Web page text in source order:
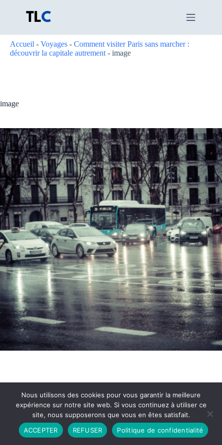
Accueil - Voyages - Comment visiter Paris sans marcher :
découvrir la capitale autrement - image
image
Partenariat Contact
Politique de Confidentialité
CGU
Copyright © 2026 - Propulsé par DIEUDUDIABLE
Nous utilisons des cookies pour vous garantir la meilleure
expérience sur notre site web. Si vous continuez à utiliser ce
site, nous supposerons que vous en êtes satisfait.
ACCEPTER
REFUSER Politique de confidentialité